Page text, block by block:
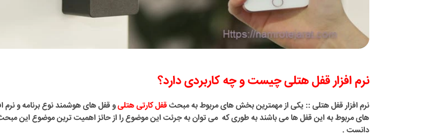
نرم افزار قفل هتلی چیست و چه کاربردی دارد؟
نرم افزار قفل هتلی :: یکی از مهمترین بخش های مربوط به مبحثقفل کارتی هتلیو قفل های هوشمند نوع برنامه و نرم
های مربوط به این قفل ها می باشند به طوری که می توان به جرئت این موضوع را از حائز اهمیت ترین موضوع این
دانست .